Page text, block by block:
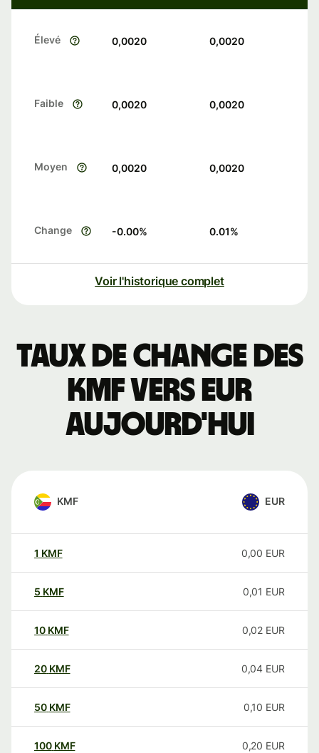
Élevé 0,0020 0,0020
Faible 0,0020 0,0020
Moyen 0,0020 0,0020
Change -0.00% 0.01%
Voir l'historique complet
Taux de change des
KMF vers EUR
aujourd'hui
KMF EUR
1 KMF 0,00 EUR
5 KMF 0,01 EUR
10 KMF 0,02 EUR
20 KMF 0,04 EUR
50 KMF 0,10 EUR
100 KMF 0,20 EUR